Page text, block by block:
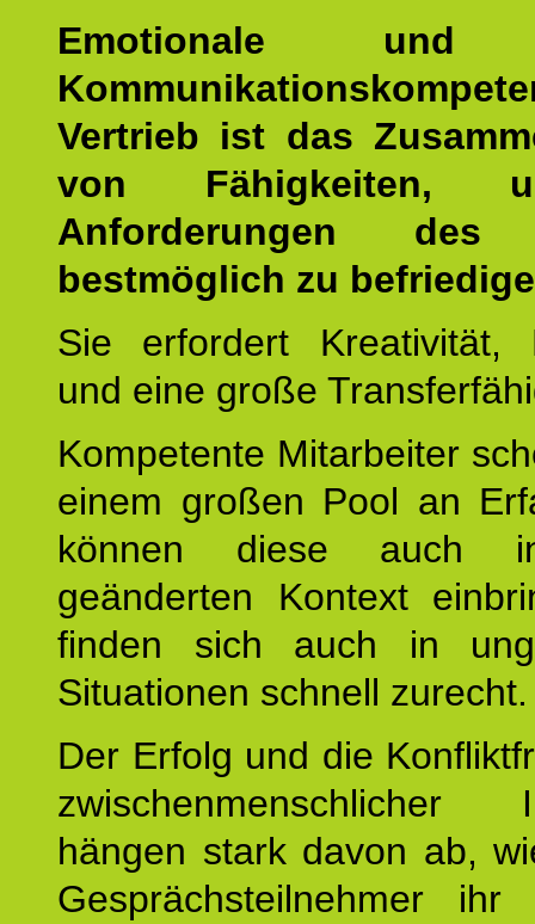
Emotionale und
Vertrieb ist das
von Fähigkeiten,
Anforderungen des
bestmöglich zu
Sie erfordert Kreativität,
und eine große
Kompetente Mitarbeiter
einem großen Pool an
können diese auch
geänderten Kontext
finden sich auch in
Situationen schnell zurecht.
Der Erfolg und die
zwischenmenschlicher
hängen stark davon ab,
Gesprächsteilnehmer ihr